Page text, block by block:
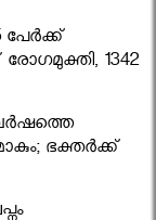
1342
ഭക്തർക്ക്